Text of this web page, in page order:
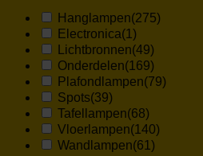
Hanglampen(275)
Electronica(1)
Lichtbronnen(49)
Onderdelen(169)
Plafondlampen(79)
Spots(39)
Tafellampen(68)
Vloerlampen(140)
Wandlampen(61)